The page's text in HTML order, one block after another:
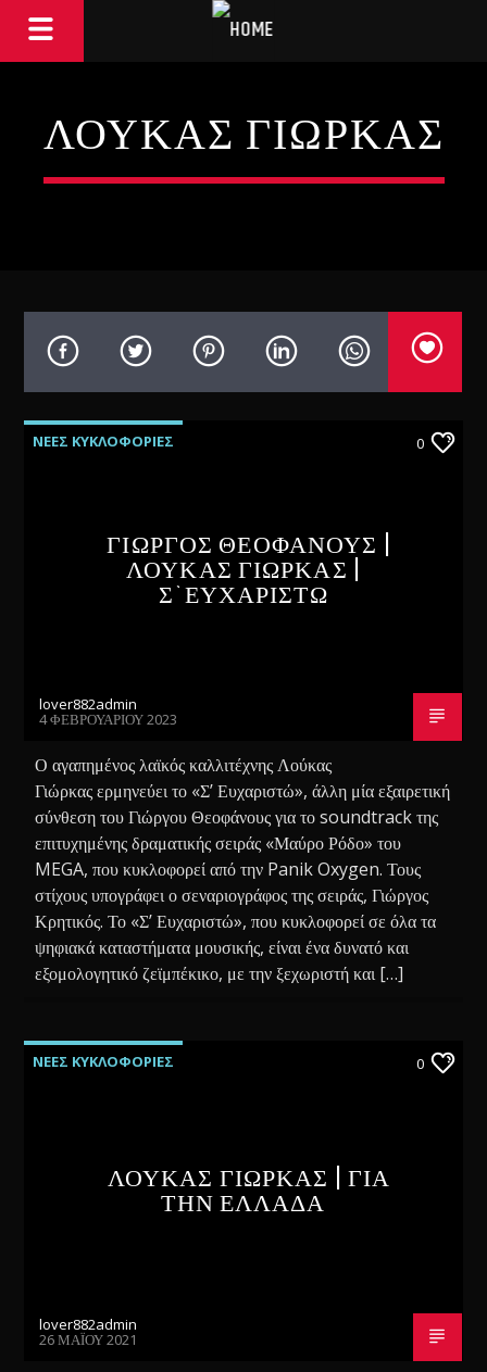
ΛΟΥΚΑΣ ΓΙΩΡΚΑΣ
ΝΕΕΣ ΚΥΚΛΟΦΟΡΙΕΣ 0
ΓΙΩΡΓΟΣ ΘΕΟΦΑΝΟΥΣ |
ΛΟΥΚΑΣ ΓΙΩΡΚΑΣ |
Σ`ΕΥΧΑΡΙΣΤΩ
lover882admin
4 ΦΕΒΡΟΥΑΡΊΟΥ 2023
Ο αγαπημένος λαϊκός καλλιτέχνης Λούκας
Γιώρκας ερμηνεύει το «Σ’ Ευχαριστώ», άλλη μία εξαιρετική
σύνθεση του Γιώργου Θεοφάνους για το soundtrack της
επιτυχημένης δραματικής σειράς «Μαύρο Ρόδο» του
MEGA, που κυκλοφορεί από την Panik Oxygen. Τους
στίχους υπογράφει ο σεναριογράφος της σειράς, Γιώργος
Κρητικός. Το «Σ’ Ευχαριστώ», που κυκλοφορεί σε όλα τα
ψηφιακά καταστήματα μουσικής, είναι ένα δυνατό και
εξομολογητικό ζεϊμπέκικο, με την ξεχωριστή και […]
ΝΕΕΣ ΚΥΚΛΟΦΟΡΙΕΣ 0
ΛΟΥΚΑΣ ΓΙΩΡΚΑΣ | ΓΙΑ
ΤΗΝ ΕΛΛΑΔΑ
lover882admin
26 ΜΑΪ́ΟΥ 2021